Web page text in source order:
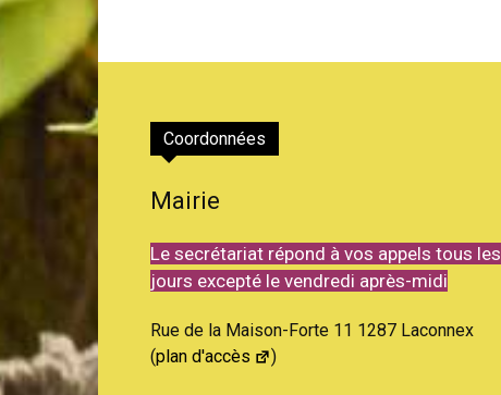
Coordonnées
Mairie
Le secrétariat répond à vos appels tous les
jours excepté le vendredi après-midi
Rue de la Maison-Forte 11 1287 Laconnex
(plan d'accès )